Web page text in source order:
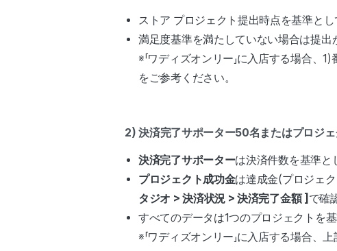
ストア プロジェクト提出時点を基準とし
満足度基準を満たしていない場合は提出
※「ワディズオンリー」に入店する場合
をご参考ください。
2) 決済完了サポーター50名またはプロジ
決済完了サポーターは決済件数を基準と
プロジェクト成功金は達成金(プロジェ
タジオ > 決済状況 > 決済完了金額 ] で確
すべてのデータは1つのプロジェクトを
※「ワディズオンリー」に入店する場合、